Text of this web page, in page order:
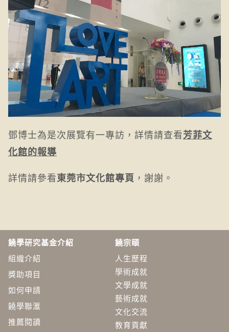
鄧博士為是次展覽有一專訪，詳情請查看芳菲文
化館的報導
詳情請參看東莞市文化館專頁 ，謝謝。
饒學研究基金介紹
組織介紹
獎助項目
如何申請
饒學聯滙
推薦閱讀
饒宗頤
人生歷程
學術成就
文學成就
藝術成就
文化交流
教育貢獻